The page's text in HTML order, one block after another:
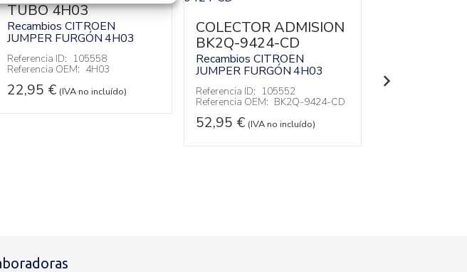
TUBO 4H03
Recambios CITROEN
JUMPER FURGÓN4H03
Referencia ID: 105558
Referencia OEM: 4H03
22,95 € (IVA no incluído)
COLECTOR ADMISION
BK2Q-9424-CD
Recambios CITROEN
JUMPER FURGÓN 4H03
Referencia ID: 105552
Referencia OEM: BK2Q-9424-CD
52,95 € (IVA no incluído)
Referencia ID: